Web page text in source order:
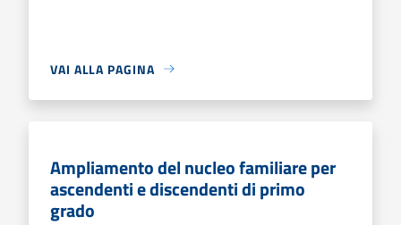
VAI ALLA PAGINA
Ampliamento del nucleo familiare per
ascendenti e discendenti di primo
grado